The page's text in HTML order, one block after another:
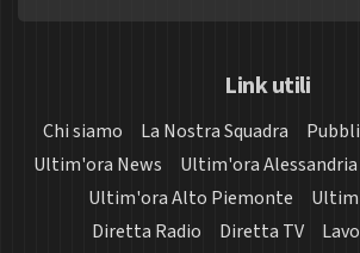
Link utili
Chi siamo La Nostra Squadra
Ultim'ora News
Ultim'ora Alessandria
Ultim'ora Alto Piemonte
Diretta Radio
Diretta TV